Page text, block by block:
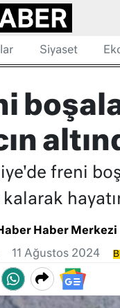
Siyaset
freni
kalarak
Haber Merkezi
11 Ağustos 2024